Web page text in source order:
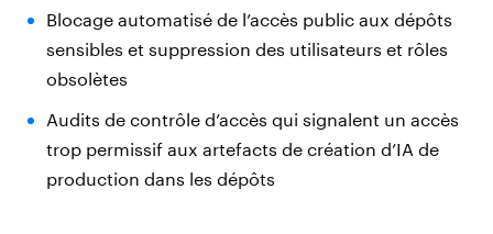
Blocage automatisé de l’accès public aux dépôts
sensibles et suppression des utilisateurs et rôles
obsolètes
Audits de contrôle d’accès qui signalent un accès
trop permissif aux artefacts de création d’IA de
production dans les dépôts